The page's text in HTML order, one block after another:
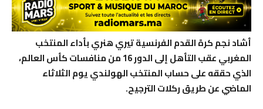
أشاد نجم كرة القدم الفرنسية تيري هنري بأداء المنتخب
المغربي عقب التأهل إلى الدور 16 من منافسات كأس العالم،
الذي حققه على حساب المنتخب الهولندي يوم الثلاثاء
الماضي عن طريق ركلات الترجيح.